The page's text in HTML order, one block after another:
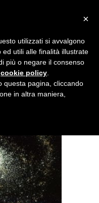
×
utilizzati si avvalgono
utili alle finalità illustrate
più o negare il consenso
cookie policy
questa pagina, cliccando
in altra maniera,